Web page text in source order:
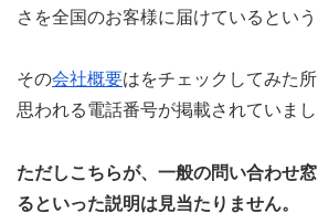
さを全国のお客様に届けているという
その会社概要はをチェックしてみた
思われる電話番号が掲載されていまし
ただしこちらが、一般の問い合わせ
るといった説明は見当たりません。